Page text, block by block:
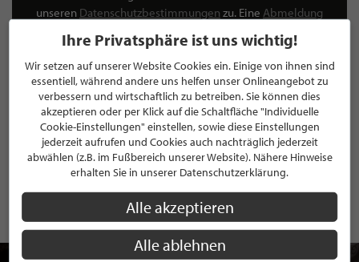
unseren Datenschutzbestimmungen zu. Eine Abmeldung
ANMELDEN
Mit der Anmeldung an unserem Newsletter stimmen Sie unseren
Datenschutzbestimmungenzu. EineAbmeldungist jederzeit möglich.
Ihre Privatsphäre ist uns wichtig!
Wir setzen auf unserer Website Cookies ein. Einige von ihnen sind
essentiell, während andere uns helfen unser Onlineangebot zu
verbessern und wirtschaftlich zu betreiben. Sie können dies
akzeptieren oder per Klick auf die Schaltfläche "Individuelle
Cookie-Einstellungen" einstellen, sowie diese Einstellungen
jederzeit aufrufen und Cookies auch nachträglich jederzeit
abwählen (z.B. im Fußbereich unserer Website). Nähere Hinweise
erhalten Sie in unserer Datenschutzerklärung.
Alle akzeptieren
Alle ablehnen